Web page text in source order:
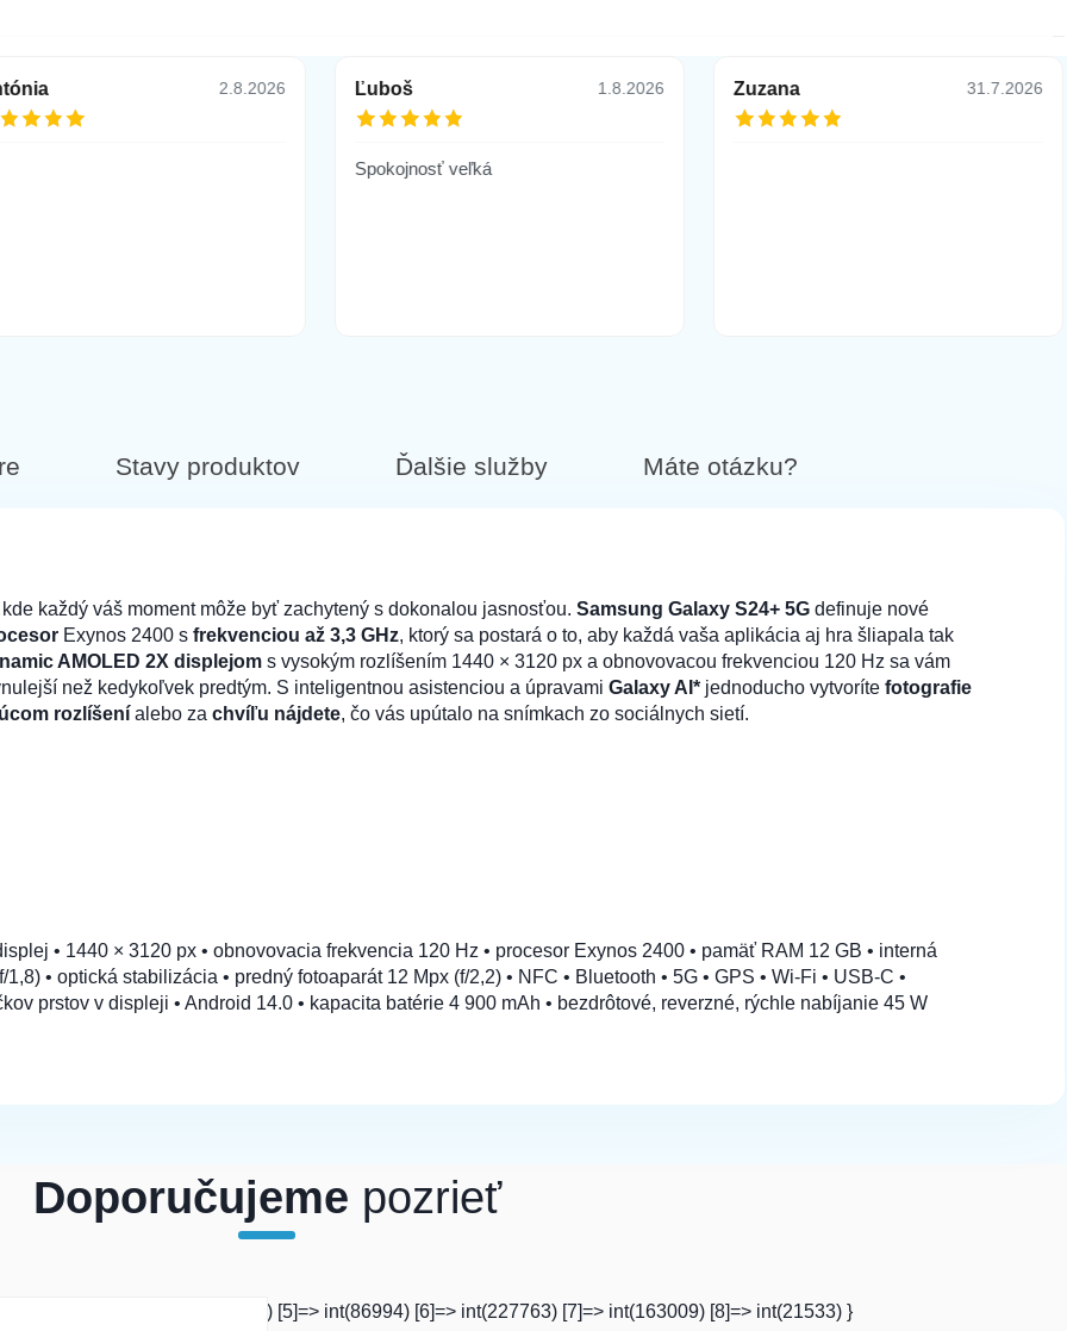
S24 Plus lapač snov zelený
16,90 €
lapač snov fialová
14,90 € Do košíka
2.8.2026 Ľuboš 1.8.2026
Spokojnosť veľká
Zuzana 31.7.2026
Stavy produktov Ďalšie služby Máte otázku?
každý váš moment môže byť zachytený s dokonalou jasnosťou.Samsung Galaxy S24+ 5G definuje nové
Exynos 2400 sfrekvenciou až 3,3 GHz, ktorý sa postará o to, aby každá vaša aplikácia aj hra šliapala tak
AMOLED 2X displejom s vysokým rozlíšením 1440 × 3120 px a obnovovacou frekvenciou 120 Hz sa vám
než kedykoľvek predtým. S inteligentnou asistenciou a úpravamiGalaxy AI* jednoducho vytvorítefotografie
rozlíšení alebo zachvíľu nájdete, čo vás upútalo na snímkach zo sociálnych sietí.
• 1440 × 3120 px • obnovovacia frekvencia 120 Hz • procesor Exynos 2400 • pamäť RAM 12 GB • interná
• optická stabilizácia • predný fotoaparát 12 Mpx (f/2,2) • NFC • Bluetooth • 5G • GPS • Wi-Fi • USB-C •
prstov v displeji • Android 14.0 • kapacita batérie 4 900 mAh • bezdrôtové, reverzné, rýchle nabíjanie 45 W
Doporučujeme pozrieť
int(233684) [4]=> int(231013) [5]=> int(86994) [6]=> int(227763) [7]=> int(163009) [8]=> int(21533) }